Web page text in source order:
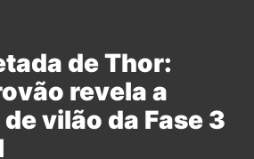
de Thor:
revela a
vilão da Fase 3